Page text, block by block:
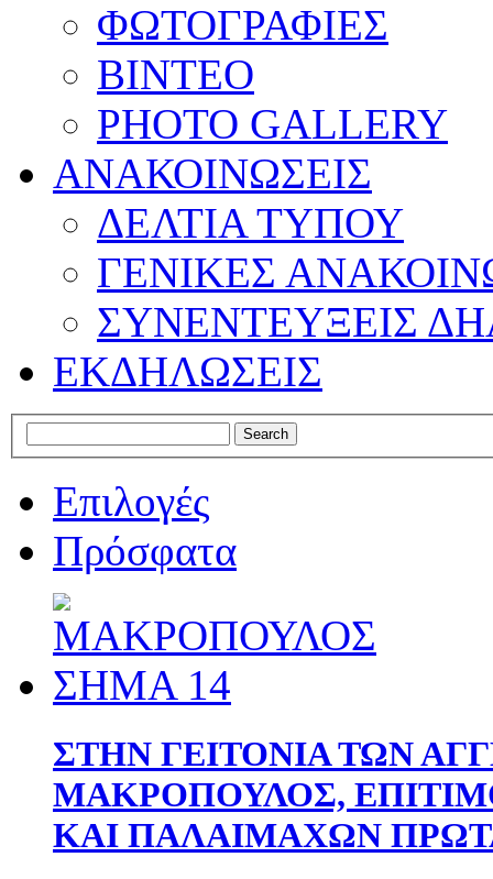
ΦΩΤΟΓΡΑΦΙΕΣ
ΒΙΝΤΕΟ
PHOTO GALLERY
ΑΝΑΚΟΙΝΩΣΕΙΣ
ΔΕΛΤΙΑ ΤΥΠΟΥ
ΓΕΝΙΚΕΣ
ΣΥΝΕΝΤΕΥΞΕΙΣ
ΕΚΔΗΛΩΣΕΙΣ
Επιλογές
Πρόσφατα
ΣΤΗΝ ΓΕΙΤΟΝΙΑ ΤΩΝ
ΜΑΚΡΟΠΟΥΛΟΣ,
ΚΑΙ ΠΑΛΑΙΜΑΧΩΝ